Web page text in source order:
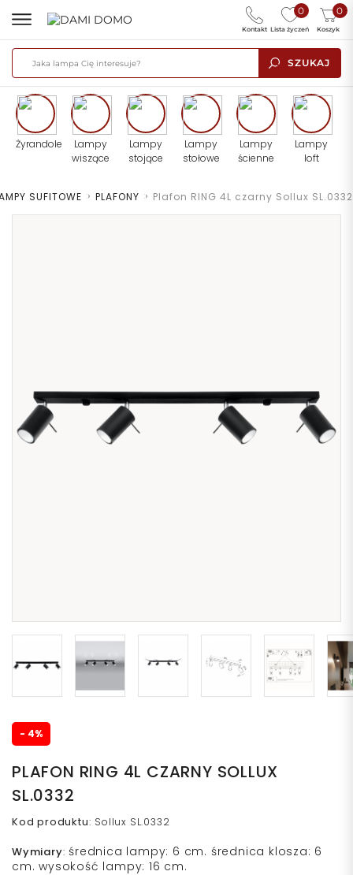
SZUKAJ
0
Lista życzeń
0
Koszyk
Kontakt
Żyrandole
Lampy
wiszące
Lampy
stojące
Lampy
stołowe
Lampy
ścienne
Lampy
loft
SUFITOWE > PLAFONY > Plafon RING 4L czarny Sollux SL.0332
- 4%
PLAFON RING 4L CZARNY SOLLUX
SL.0332
Kod produktu: Sollux SL.0332
Wymiary: średnica lampy: 6 cm. średnica klosza: 6
cm. wysokość lampy: 16 cm.